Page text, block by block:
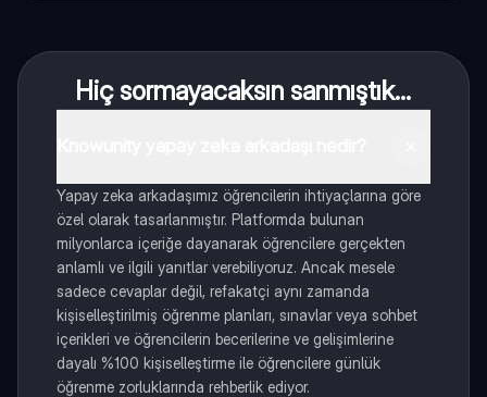
Hiç sormayacaksın sanmıştık...
Yapay zeka arkadaşımız öğrencilerin ihtiyaçlarına göre
özel olarak tasarlanmıştır. Platformda bulunan
milyonlarca içeriğe dayanarak öğrencilere gerçekten
anlamlı ve ilgili yanıtlar verebiliyoruz. Ancak mesele
sadece cevaplar değil, refakatçi aynı zamanda
kişiselleştirilmiş öğrenme planları, sınavlar veya sohbet
içerikleri ve öğrencilerin becerilerine ve gelişimlerine
dayalı %100 kişiselleştirme ile öğrencilere günlük
öğrenme zorluklarında rehberlik ediyor.